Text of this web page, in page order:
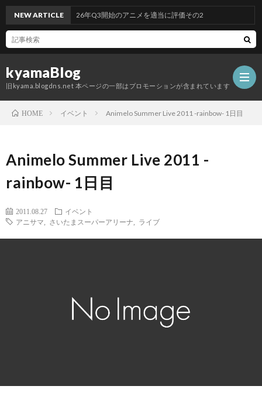
kyamaBlog
旧kyama.blogdns.net 本ページの一部はプロモーションが含まれています
NEW ARTICLE2026年Q3開始のアニメを適当に評価その2
HOME イベント Animelo Summer Live 2011 -rainbow- 1日目
Animelo Summer Live 2011 -
rainbow- 1日目
2011.08.27
イベント
アニサマ
さいたまスーパーアリーナ ライブ